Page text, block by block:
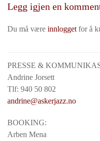
Legg igjen en
Du må være innlogget for å
PRESSE &
Andrine Jorsett
Tlf: 940 50 802
andrine@askerjazz.no
BOOKING:
Arben Mena